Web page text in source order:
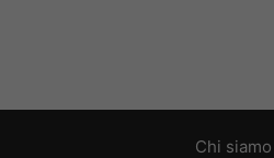
Chi siamo